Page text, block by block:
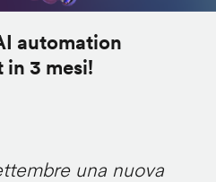
automation
in 3 mesi!
una nuova